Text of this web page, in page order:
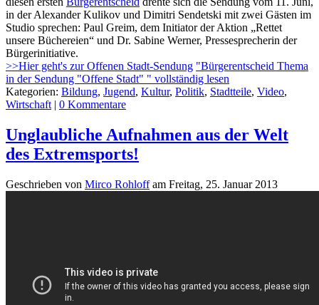
in der Alexander Kulikov und Dimitri Sendetski mit zwei Gästen im
Studio sprechen: Paul Greim, dem Initiator der Aktion „Rettet
unsere Büchereien“ und Dr. Sabine Werner, Pressesprecherin der
Bürgerinitiative.
>>Hier geht's zur Offenen Stadt-Sendung "Bürgerentscheid Thema
in der Sendung "Offene Stadt" " vollständig lesen
Kategorien: Bildung, Jugend, Kultur, Politik, Stadtteile, Video,
Wirtschaft| 0 Kommentare
Unglaubliche Aufnahmen aus der Welt
des Extremsports!
Geschrieben von Mirco Rohloffam Freitag, 25. Januar 2013